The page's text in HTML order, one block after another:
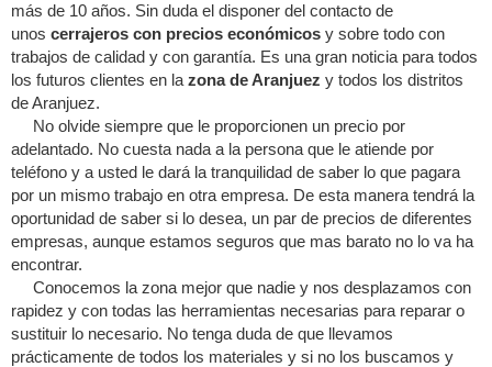
más de 10 años. Sin duda el disponer del contacto de
unos cerrajeros con precios económicos y sobre todo con
trabajos de calidad y con garantía. Es una gran noticia para todos
los futuros clientes en la zona de Aranjuez y todos los distritos
de Aranjuez.
No olvide siempre que le proporcionen un precio por
adelantado. No cuesta nada a la persona que le atiende por
teléfono y a usted le dará la tranquilidad de saber lo que pagara
por un mismo trabajo en otra empresa. De esta manera tendrá la
oportunidad de saber si lo desea, un par de precios de diferentes
empresas, aunque estamos seguros que mas barato no lo va ha
encontrar.
Conocemos la zona mejor que nadie y nos desplazamos con
rapidez y con todas las herramientas necesarias para reparar o
sustituir lo necesario. No tenga duda de que llevamos
prácticamente de todos los materiales y si no los buscamos y